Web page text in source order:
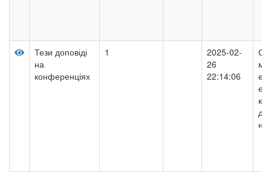
Тези доповіді
на
конференціях
1
2025-02-
26
22:14:06